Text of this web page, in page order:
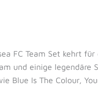
FC Team Set kehrt
und einige legendäre
Blue Is The Colour,